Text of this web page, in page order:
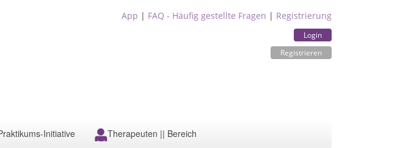
App | FAQ - Häufig gestellte Fragen | Registrierung
Login
Registrieren
Initiative Therapeuten || Bereich